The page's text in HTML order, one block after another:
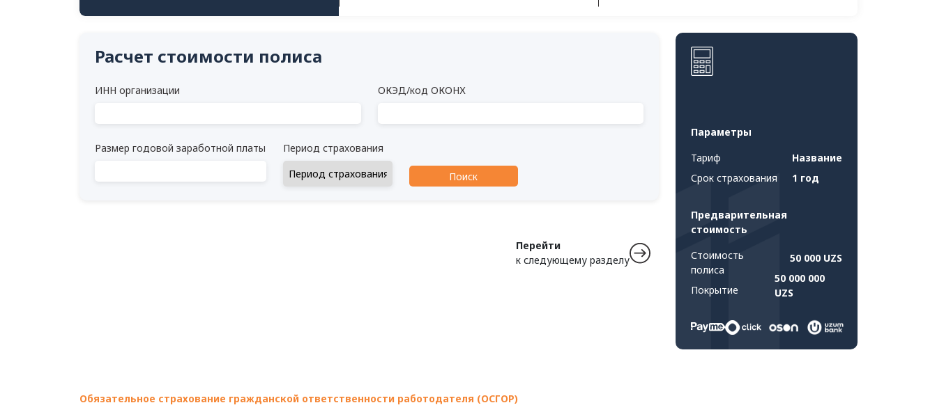
Расчет стоимости полиса
ИНН организации ОКЭД/код ОКОНХ
Размер годовой заработной платы Период страхования
Поиск
Перейти
к следующему разделу
Параметры
Тариф
Срок страхования
Название
1 год
Предварительная
стоимость
Стоимость
полиса
Покрытие
50 000 UZS
50 000 000
UZS
Обязательное страхование гражданской ответственности работодателя (ОСГОР)